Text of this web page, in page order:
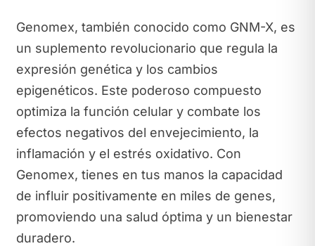
Genomex, también conocido como GNM-X, es
un suplemento revolucionario que regula la
expresión genética y los cambios
epigenéticos. Este poderoso compuesto
optimiza la función celular y combate los
efectos negativos del envejecimiento, la
inflamación y el estrés oxidativo. Con
Genomex, tienes en tus manos la capacidad
de influir positivamente en miles de genes,
promoviendo una salud óptima y un bienestar
duradero.